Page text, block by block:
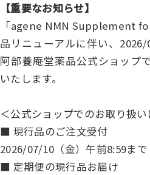
【重要なお知らせ】
「agene NMN Supplement
品リニューアルに伴い、
阿部養庵堂薬品公式ショップ
いたします。
＜公式ショップでのお取り扱い
■ 現行品のご注文受付
2026/07/10（金）午前8:59まで
■ 定期便の現行品お届け